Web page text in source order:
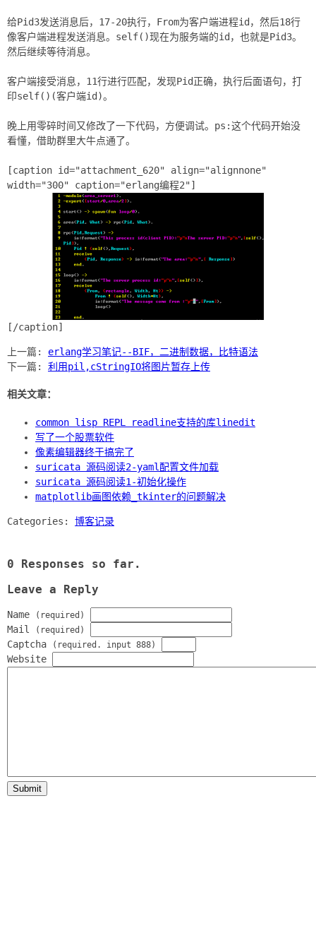
给Pid3发送消息后，17-20执行，From为客户端进程id，然后18行
像客户端进程发送消息。self()现在为服务端的id，也就是Pid3。
然后继续等待消息。
客户端接受消息，11行进行匹配，发现Pid正确，执行后面语句，打
印self()(客户端id)。
晚上用零碎时间又修改了一下代码，方便调试。ps:这个代码开始没
看懂，借助群里大牛点通了。
[caption id="attachment_620" align="alignnone"
width="300" caption="erlang编程2"]
上一篇: erlang学习笔记--BIF，二进制数据，比特语法
下一篇: 利用pil,cStringIO将图片暂存上传
相关文章：
common lisp REPL readline支持的库linedit
写了一个股票软件
像素编辑器终于搞完了
suricata 源码阅读2-yaml配置文件加载
suricata 源码阅读1-初始化操作
matplotlib画图依赖_tkinter的问题解决
Categories: 博客记录
0 Responses so far.
Leave a Reply
Name (required)
Mail (required)
Captcha (required. input 888)
Website